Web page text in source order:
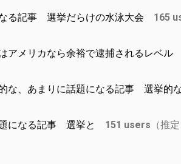
る記事 選挙だらけの水泳大会 165
メリカなら余裕で逮捕されるレベル
な、あまりに話題になる記事 選挙的
になる記事 選挙と 151 users （推定